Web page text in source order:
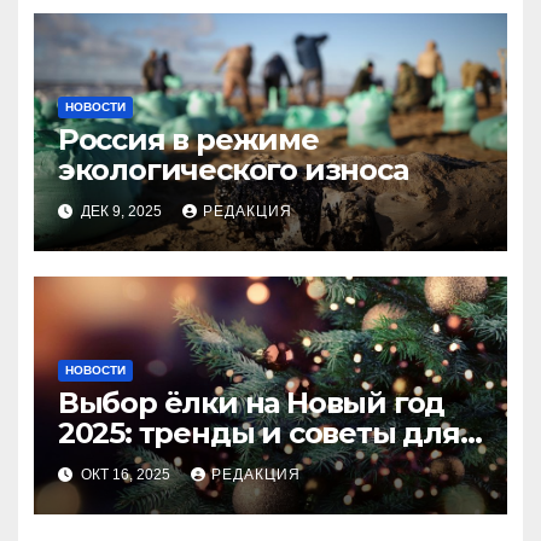
НОВОСТИ
Россия в режиме
экологического износа
ДЕК 9, 2025 РЕДАКЦИЯ
НОВОСТИ
Выбор ёлки на Новый год
2025: тренды и советы для
идеального праздника
ОКТ 16, 2025 РЕДАКЦИЯ